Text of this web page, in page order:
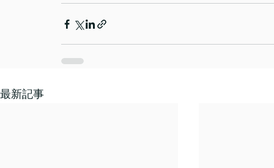
最新記事